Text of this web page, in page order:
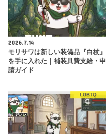
2026.7.14
モリサワは新しい装備品『白杖』
を手に入れた｜補装具費支給・申
請ガイド
LGBTQ